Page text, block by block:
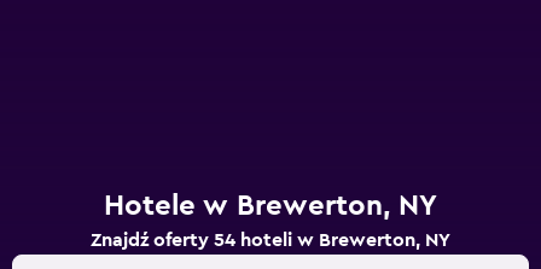
Hotele w Brewerton, NY
Znajdź oferty 54 hoteli w Brewerton, NY